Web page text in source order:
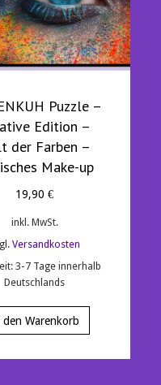
Puzzle –
Edition –
der Farben –
Make-up
19,90€
inkl. MwSt.
Versandkosten
3-7 Tage innerhalb
Deutschlands
den Warenkorb